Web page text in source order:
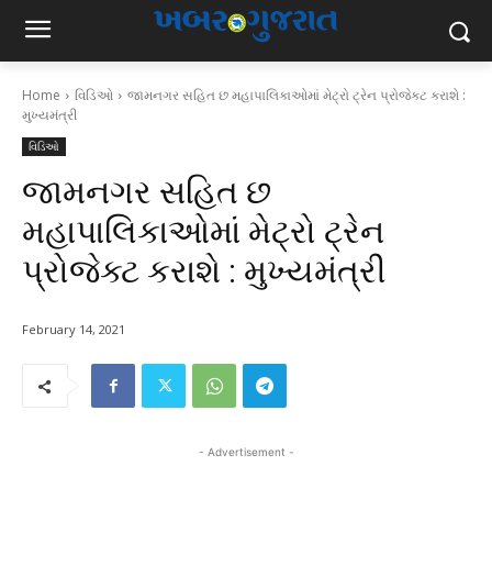
Home વિડિઓ
જામનગર સહિત છ મહાપાલિકાઓમાં મેટ્રો ટ્રેન પ્રોજેક્ટ કરાશે :
મુખ્યમંત્રી
વિડિઓ
જામનગર સહિત છ
મહાપાલિકાઓમાં મેટ્રો ટ્રેન
પ્રોજેક્ટ કરાશે : મુખ્યમંત્રી
February 14, 2021
- Advertisement -